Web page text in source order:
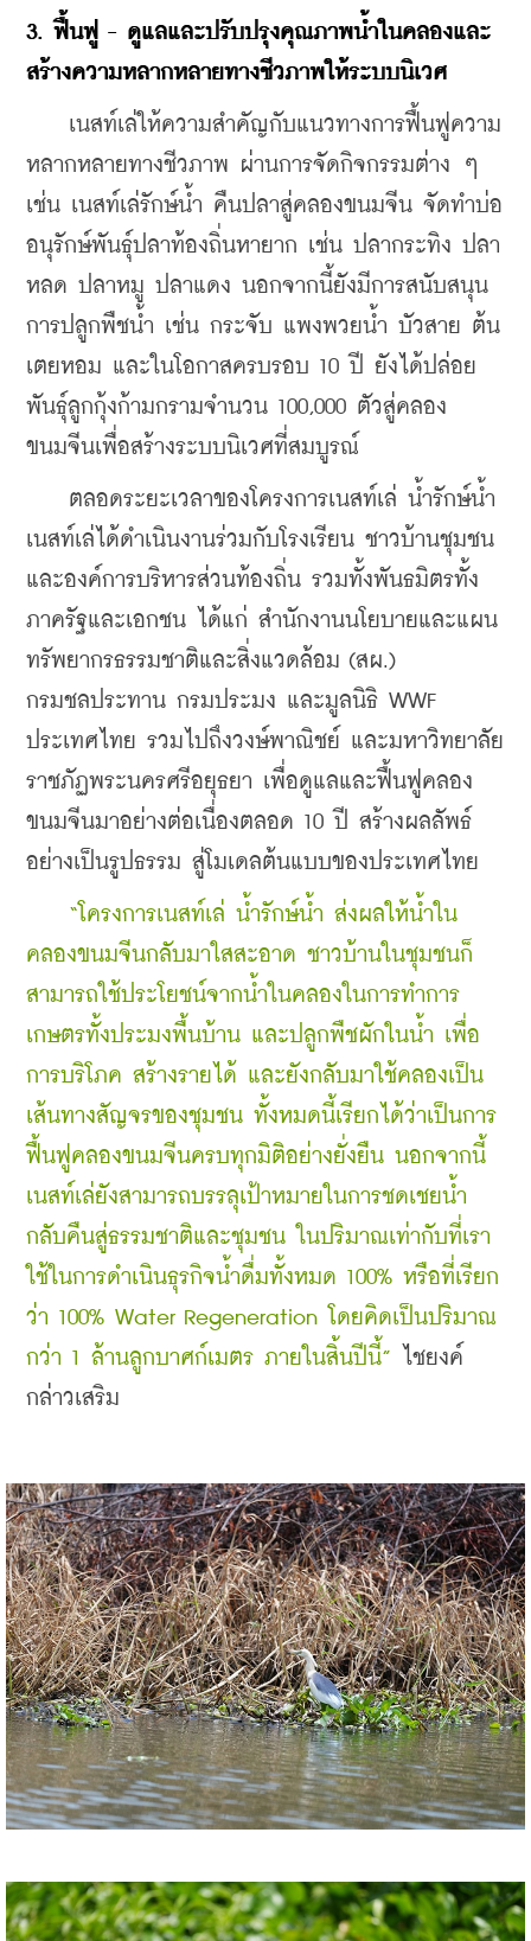
3. ฟื้นฟู - ดูแลและปรับปรุงคุณภาพน้ำในคลองและ
สร้างความหลากหลายทางชีวภาพให้ระบบนิเวศ
เนสท์เล่ให้ความสำคัญกับแนวทางการฟื้นฟูความ
หลากหลายทางชีวภาพ ผ่านการจัดกิจกรรมต่าง ๆ
เช่น เนสท์เล่รักษ์น้ำ คืนปลาสู่คลองขนมจีน จัดทำบ่อ
อนุรักษ์พันธุ์ปลาท้องถิ่นหายาก เช่น ปลากระทิง ปลา
หลด ปลาหมู ปลาแดง นอกจากนี้ยังมีการสนับสนุน
การปลูกพืชน้ำ เช่น กระจับ แพงพวยน้ำ บัวสาย ต้น
เตยหอม และในโอกาสครบรอบ 10 ปี ยังได้ปล่อย
พันธุ์ลูกกุ้งก้ามกรามจำนวน 100,000 ตัวสู่คลอง
ขนมจีนเพื่อสร้างระบบนิเวศที่สมบูรณ์
ตลอดระยะเวลาของโครงการเนสท์เล่ น้ำรักษ์น้ำ
เนสท์เล่ได้ดำเนินงานร่วมกับโรงเรียน ชาวบ้านชุมชน
และองค์การบริหารส่วนท้องถิ่น รวมทั้งพันธมิตรทั้ง
ภาครัฐและเอกชน ได้แก่ สำนักงานนโยบายและแผน
ทรัพยากรธรรมชาติและสิ่งแวดล้อม (สผ.)
กรมชลประทาน กรมประมง และมูลนิธิ WWF
ประเทศไทย รวมไปถึงวงษ์พาณิชย์ และมหาวิทยาลัย
ราชภัฏพระนครศรีอยุธยา เพื่อดูแลและฟื้นฟูคลอง
ขนมจีนมาอย่างต่อเนื่องตลอด 10 ปี สร้างผลลัพธ์
อย่างเป็นรูปธรรม สู่โมเดลต้นแบบของประเทศไทย
“โครงการเนสท์เล่ น้ำรักษ์น้ำ ส่งผลให้น้ำใน
คลองขนมจีนกลับมาใสสะอาด ชาวบ้านในชุมชนก็
สามารถใช้ประโยชน์จากน้ำในคลองในการทำการ
เกษตรทั้งประมงพื้นบ้าน และปลูกพืชผักในน้ำ เพื่อ
การบริโภค สร้างรายได้ และยังกลับมาใช้คลองเป็น
เส้นทางสัญจรของชุมชน ทั้งหมดนี้เรียกได้ว่าเป็นการ
ฟื้นฟูคลองขนมจีนครบทุกมิติอย่างยั่งยืน นอกจากนี้
เนสท์เล่ยังสามารถบรรลุเป้าหมายในการชดเชยน้ำ
กลับคืนสู่ธรรมชาติและชุมชน ในปริมาณเท่ากับที่เรา
ใช้ในการดำเนินธุรกิจน้ำดื่มทั้งหมด 100% หรือที่เรียก
ว่า 100% Water Regeneration โดยคิดเป็นปริมาณ
กว่า 1 ล้านลูกบาศก์เมตร ภายในสิ้นปีนี้” ไชยงค์
กล่าวเสริม